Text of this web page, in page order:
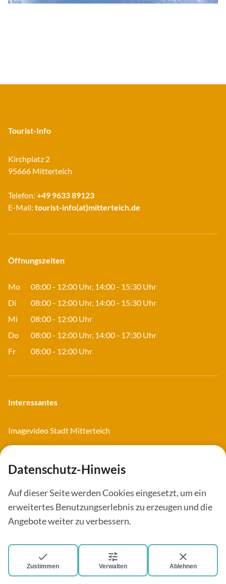
Datenschutz-Hinweis
Auf dieser Seite werden Cookies eingesetzt, um ein
erweitertes Benutzungserlebnis zu erzeugen und die
Angebote weiter zu verbessern.
Zustimmen Verwalten Ablehnen
Tourist-Info
Kirchplatz 2
95666 Mitterteich
Telefon: +49 9633 89123
E-Mail: tourist-info(at)mitterteich.de
Öffnungszeiten
Mo
08:00 - 12:00 Uhr, 14:00 - 15:30 Uhr
Di
08:00 - 12:00 Uhr, 14:00 - 15:30 Uhr
Mi
08:00 - 12:00 Uhr
Do
08:00 - 12:00 Uhr, 14:00 - 17:30 Uhr
Fr
08:00 - 12:00 Uhr
Interessantes
Imagevideo Stadt Mitterteich
Imagevideo Landkreis Tirschenreuth
Webcams
Unsere Stadt
Stadtplan